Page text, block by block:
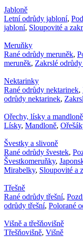
Jabloně
Letní odrůdy jabloní,
jabloní, Sloupovité a
Meruňky
Rané odrůdy meruněk,
meruněk, Zakrslé
Nektarinky
Rané odrůdy nektarinek,
odrůdy nektarinek,
Ořechy, lísky a mandloně
Lísky, Mandloně,
Švestky a slivoně
Rané odrůdy švestek,
Švestkomeruňky,
Mirabelky, Sloupovité a
Třešně
Rané odrůdy třešní,
odrůdy třešní, Polorané
Višně a třešňovišně
Třešňovišně, Višně